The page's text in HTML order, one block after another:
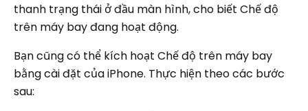
thanh trạng thái ở đầu màn hình, cho biết Chế độ
trên máy bay đang hoạt động.
Bạn cũng có thể kích hoạt Chế độ trên máy bay
bằng cài đặt của iPhone. Thực hiện theo các bước
sau: